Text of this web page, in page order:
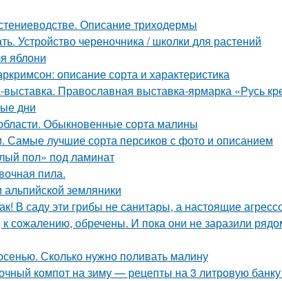
Описание триходермы
Устройство череночника / школки для растений
яблони
описание сорта и характеристика
Православная выставка-ярмарка «Русь
дни
Обыкновенные сорта малины
Самые лучшие сорта персиков с фото и описанием
пол» под ламинат
пила.
земляники
В саду эти грибы не санитары, а настоящие
сожалению, обречены. И пока они не заразили
Сколько нужно поливать малину
компот на зиму — рецепты на 3 литровую